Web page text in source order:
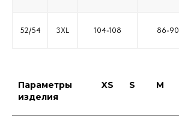
52/54 3XL 104-108 86-90
Параметры
изделия
XS S M